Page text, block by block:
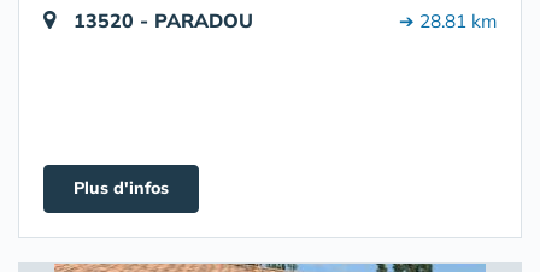
13520 - PARADOU ➔ 28.81 km
Plus d'infos